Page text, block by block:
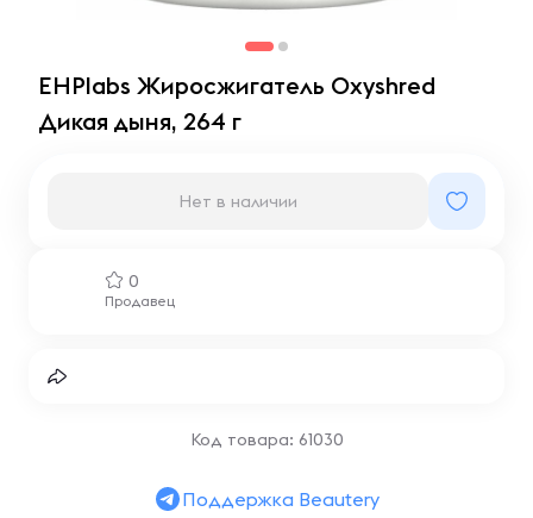
EHPlabs Жиросжигатель Oxyshred
Дикая дыня, 264 г
0
Продавец
Нет в наличии
Код товара: 61030
Поддержка Beautery